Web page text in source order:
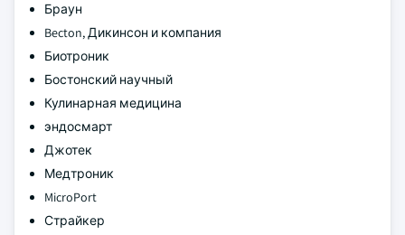
Браун
Becton, Дикинсон и компания
Биотроник
Бостонский научный
Кулинарная медицина
эндосмарт
Джотек
Медтроник
MicroPort
Страйкер